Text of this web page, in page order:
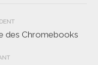
des Chromebooks